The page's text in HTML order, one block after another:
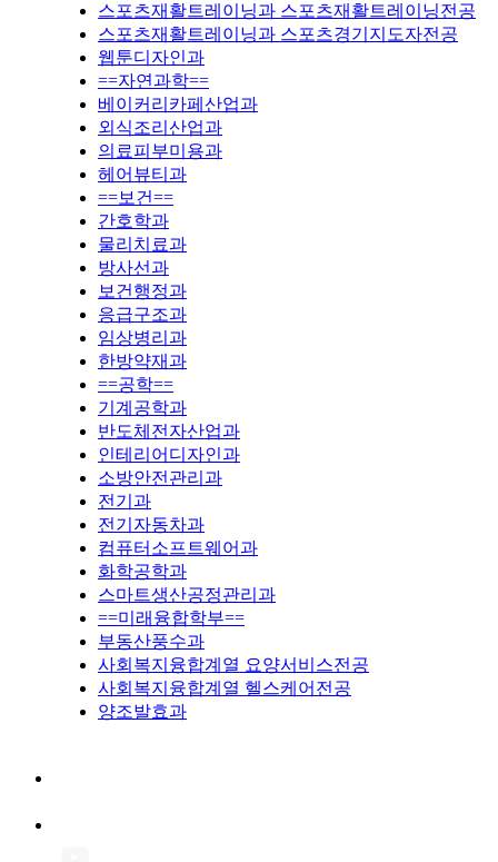
스포츠재활트레이닝과 스포츠재활트레이닝전공
스포츠재활트레이닝과 스포츠경기지도자전공
웹툰디자인과
==자연과학==
베이커리카페산업과
외식조리산업과
의료피부미용과
헤어뷰티과
==보건==
간호학과
물리치료과
방사선과
보건행정과
응급구조과
임상병리과
한방약재과
==공학==
기계공학과
반도체전자산업과
인테리어디자인과
소방안전관리과
전기과
전기자동차과
컴퓨터소프트웨어과
화학공학과
스마트생산공정관리과
==미래융합학부==
부동산풍수과
사회복지융합계열 요양서비스전공
사회복지융합계열 헬스케어전공
양조발효과